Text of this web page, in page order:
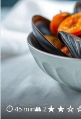
⏱ 45 min👥 2